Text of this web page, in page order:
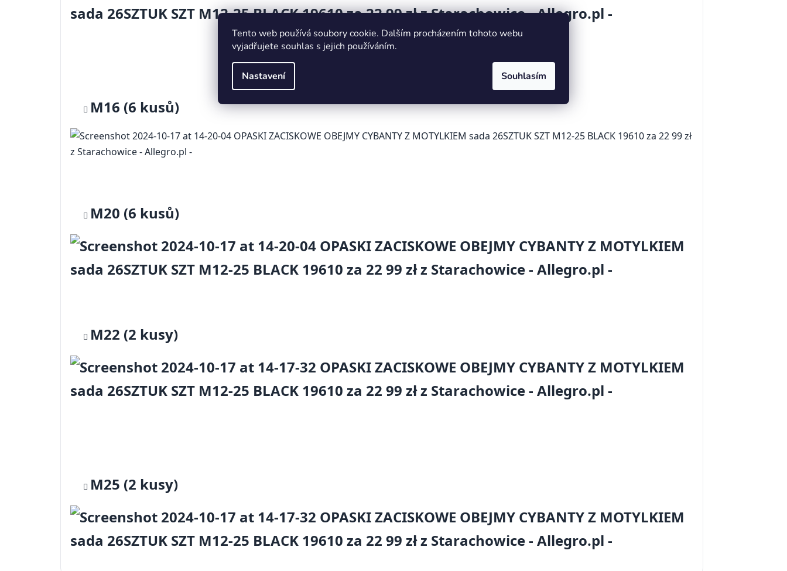
Tento web používá soubory cookie. Dalším procházením tohoto webu
vyjadřujete souhlas s jejich používáním.
Nastavení Souhlasím
M16 (6 kusů)
M20 (6 kusů)
M22 (2 kusy)
M25 (2 kusy)